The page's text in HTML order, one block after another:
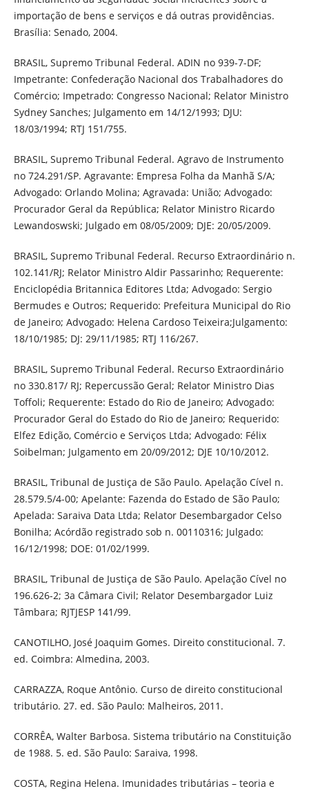
importação de bens e serviços e dá outras providências.
Brasília: Senado, 2004.
BRASIL, Supremo Tribunal Federal. ADIN no 939-7-DF;
Impetrante: Confederação Nacional dos Trabalhadores do
Comércio; Impetrado: Congresso Nacional; Relator Ministro
Sydney Sanches; Julgamento em 14/12/1993; DJU:
18/03/1994; RTJ 151/755.
BRASIL, Supremo Tribunal Federal. Agravo de Instrumento
no 724.291/SP. Agravante: Empresa Folha da Manhã S/A;
Advogado: Orlando Molina; Agravada: União; Advogado:
Procurador Geral da República; Relator Ministro Ricardo
Lewandoswski; Julgado em 08/05/2009; DJE: 20/05/2009.
BRASIL, Supremo Tribunal Federal. Recurso Extraordinário n.
102.141/RJ; Relator Ministro Aldir Passarinho; Requerente:
Enciclopédia Britannica Editores Ltda; Advogado: Sergio
Bermudes e Outros; Requerido: Prefeitura Municipal do Rio
de Janeiro; Advogado: Helena Cardoso Teixeira;Julgamento:
18/10/1985; DJ: 29/11/1985; RTJ 116/267.
BRASIL, Supremo Tribunal Federal. Recurso Extraordinário
no 330.817/ RJ; Repercussão Geral; Relator Ministro Dias
Toffoli; Requerente: Estado do Rio de Janeiro; Advogado:
Procurador Geral do Estado do Rio de Janeiro; Requerido:
Elfez Edição, Comércio e Serviços Ltda; Advogado: Félix
Soibelman; Julgamento em 20/09/2012; DJE 10/10/2012.
BRASIL, Tribunal de Justiça de São Paulo. Apelação Cível n.
28.579.5/4-00; Apelante: Fazenda do Estado de São Paulo;
Apelada: Saraiva Data Ltda; Relator Desembargador Celso
Bonilha; Acórdão registrado sob n. 00110316; Julgado:
16/12/1998; DOE: 01/02/1999.
BRASIL, Tribunal de Justiça de São Paulo. Apelação Cível no
196.626-2; 3a Câmara Civil; Relator Desembargador Luiz
Tâmbara; RJTJESP 141/99.
CANOTILHO, José Joaquim Gomes. Direito constitucional. 7.
ed. Coimbra: Almedina, 2003.
CARRAZZA, Roque Antônio. Curso de direito constitucional
tributário. 27. ed. São Paulo: Malheiros, 2011.
CORRÊA, Walter Barbosa. Sistema tributário na Constituição
de 1988. 5. ed. São Paulo: Saraiva, 1998.
COSTA, Regina Helena. Imunidades tributárias – teoria e